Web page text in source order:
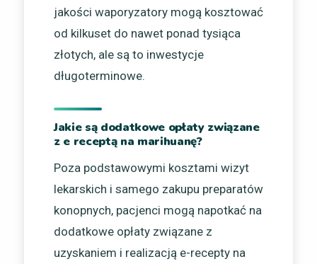
jakości waporyzatory mogą kosztować
od kilkuset do nawet ponad tysiąca
złotych, ale są to inwestycje
długoterminowe.
Jakie są dodatkowe opłaty związane
z e receptą na marihuanę?
Poza podstawowymi kosztami wizyt
lekarskich i samego zakupu preparatów
konopnych, pacjenci mogą napotkać na
dodatkowe opłaty związane z
uzyskaniem i realizacją e-recepty na